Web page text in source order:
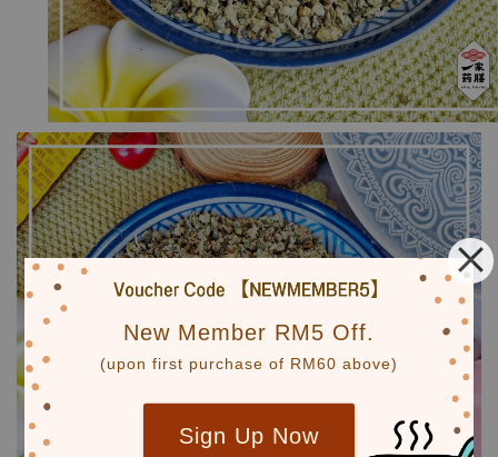
New Member RM5 Off.
(upon first purchase of RM60 above)
Sign Up Now